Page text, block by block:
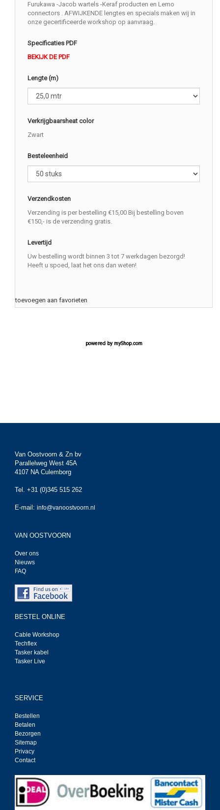
Furukawa -Jacob wartels -Keraf producten en Lemo
connectors . AFWIJKENDE lengtes en specials maken wij in
onze gecertificeerde workshop op aanvraag.
Specificaties PDF
BEKIJK DE PDF
Lengte (m)
Verkrijgbaarsheat color
Zwart
Besteleenheid
Verzendkosten
Verzending is per bestelling €15,00 Bij bestelling boven
€150,- is de verzending gratis.
Levertijd
Uw bestelling wordt binnen 3 tot 7 werkdagen bezorgd!
Heeft u spoed, laat het ons dan weten!
toevoegen aan favorieten
powered by myShop.com
Van Oostvoorn & Zn bv
Parallelweg West 45A
4107 NA Culemborg
Tel. +31 (0)345 515 262
E-mail: info@vanoostvoorn.nl
VAN OOSTVOORN
Over ons
Nieuws
FAQ
BESTEL ONLINE
Cable Workshop
Techflex
Tasker kabel
Tasker Live
SERVICE
Bestellen
Betalen
Bezorgen
Sitemap
Privacy
Contact